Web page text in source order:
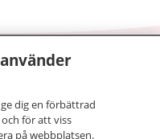
och vård
och information om
du kan kontakta.
dig en förbättrad
för att viss
på webbplatsen.